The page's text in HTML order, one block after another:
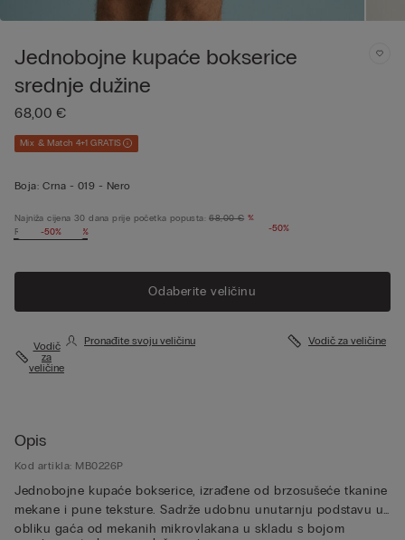
Jednobojne kupaće bokserice
srednje dužine
68,00 €
Mix & Match 4+1 GRATIS
Boja: Crna - 019 - Nero
-50%
-50%
Najniža cijena 30 dana prije početka popusta: 68,00 € %
Redovna cijena:
%
Odaberite veličinu
Vodič
za
veličine
Pronađite svoju veličinu Vodič za veličine
Opis
Kod artikla: MB0226P
Jednobojne kupaće bokserice, izrađene od brzosušeće tkanine
mekane i pune teksture. Sadrže udobnu unutarnju podstavu u
obliku gaća od mekanih mikrovlakana u skladu s bojom